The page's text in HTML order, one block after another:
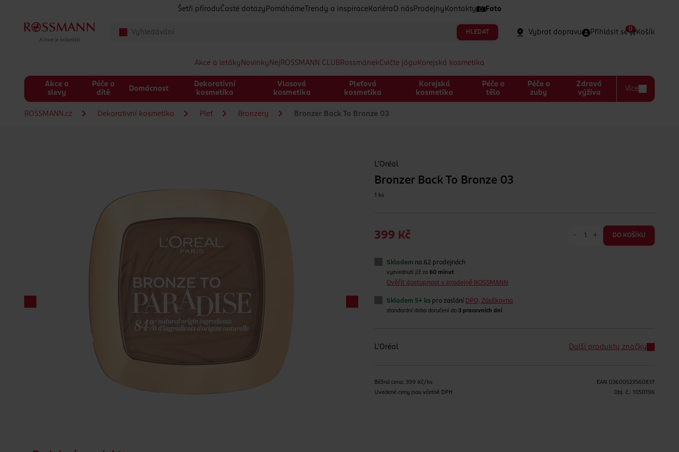
Šetři přírodu Časté dotazy Pomáháme Trendy a inspirace Kariéra O nás Prodejny Kontakty Foto
HLEDAT Vybrat dopravu Přihlásit se Košík
0
Akce a letáky Novinky Nej ROSSMANN CLUBRossmánekCvičte jógu Korejská kosmetika
Akce a
slevy
Péče o
dítě
Domácnost
Dekorativní
kosmetika
Vlasová
kosmetika
Pleťová
kosmetika
Korejská
kosmetika
Péče o
tělo
Péče o
zuby
Zdravá
výživa
Více
ROSSMANN.cz Dekorativní kosmetika Pleť Bronzery Bronzer Back To Bronze 03
L'Oréal
Bronzer Back To Bronze 03
1 ks
399 Kč - + DO KOŠÍKU
Skladem na 62 prodejnách
vyzvednutí již za60 minut
Ověřit dostupnost v prodejně ROSSMANN
Skladem 5+ ks pro zaslání DPD, Zásilkovna
standardní doba doručení do 3 pracovních dní
L'Oréal Další produkty značky
Běžná cena: 399 Kč/ks
Uvedené ceny jsou včetně DPH
EAN 03600523560837
Obj. č.: 1050196